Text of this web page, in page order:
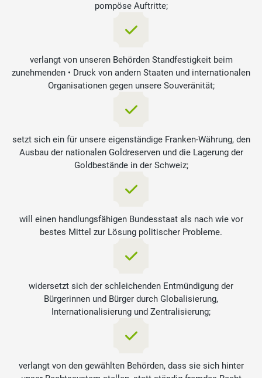
pompöse Auftritte;
verlangt von unseren Behörden Standfestigkeit beim
zunehmenden • Druck von andern Staaten und internationalen
Organisationen gegen unsere Souveränität;
setzt sich ein für unsere eigenständige Franken-Währung, den
Ausbau der nationalen Goldreserven und die Lagerung der
Goldbestände in der Schweiz;
will einen handlungsfähigen Bundesstaat als nach wie vor
bestes Mittel zur Lösung politischer Probleme.
widersetzt sich der schleichenden Entmündigung der
Bürgerinnen und Bürger durch Globalisierung,
Internationalisierung und Zentralisierung;
verlangt von den gewählten Behörden, dass sie sich hinter